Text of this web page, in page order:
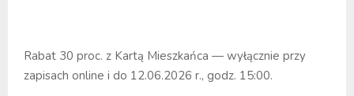
Rabat 30 proc. z Kartą Mieszkańca — wyłącznie przy
zapisach online i do 12.06.2026 r., godz. 15:00.